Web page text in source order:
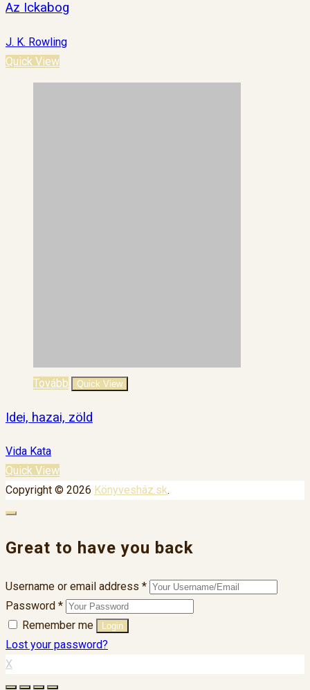
Az Ickabog
J. K. Rowling
Quick View
Tovább Quick View
Idei, hazai, zöld
Vida Kata
Quick View
Copyright © 2026 Könyvesház.sk.
Great to have you back
Username or email address *
Password *
Remember me
Lost your password?
X